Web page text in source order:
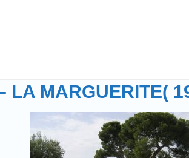
LA MARGUERITE(